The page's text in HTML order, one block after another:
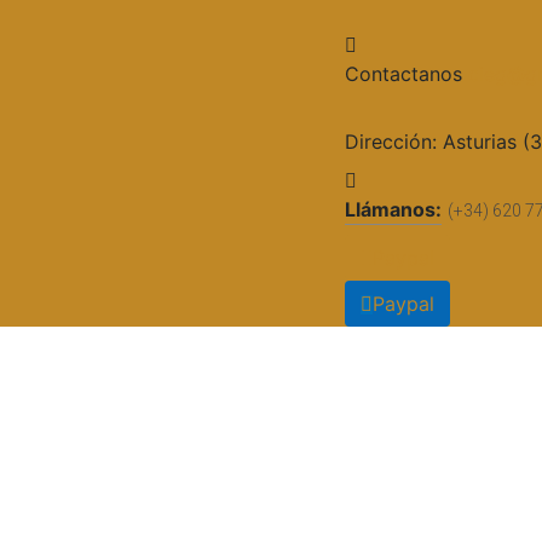
Contactanos
Dirección: Asturias
Llámanos: (+34) 620
Paypal